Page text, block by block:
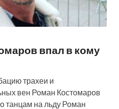
впал в кому
трахеи и
вен Роман Костомаров
танцам на льду Роман